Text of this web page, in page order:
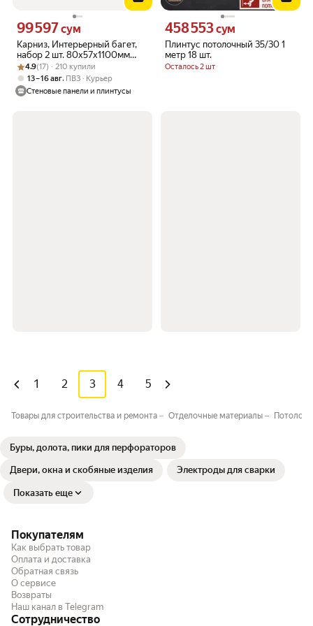
Карниз, Интерьерный багет,
набор 2 шт. 80х57х1100мм
Мрамор Cosca A80(2)/GR4-1
Цена 99597 сум вместо
99 597сум
Рейтинг товара: 4.9 из 5
Оценок: (17) · 210 купили
4.9(17) · 210 купили
13 – 16 авг, ПВЗ
Курьер
Стеновые панели и плинтусы
Плинтус потолочный 35/30 1
метр 18 шт.
Осталось 2 шт
Цена 458553 сум вместо
458 553сум
1 2 3 4 5
Товары для строительства и ремонта Отделочные материалы
Буры, долота, пики для перфораторов
Двери, окна и скобяные изделия Электроды для сварки
Показать еще
Покупателям
Как выбрать товар
Оплата и доставка
Обратная связь
О сервисе
Возвраты
Наш канал в Telegram
Сотрудничество